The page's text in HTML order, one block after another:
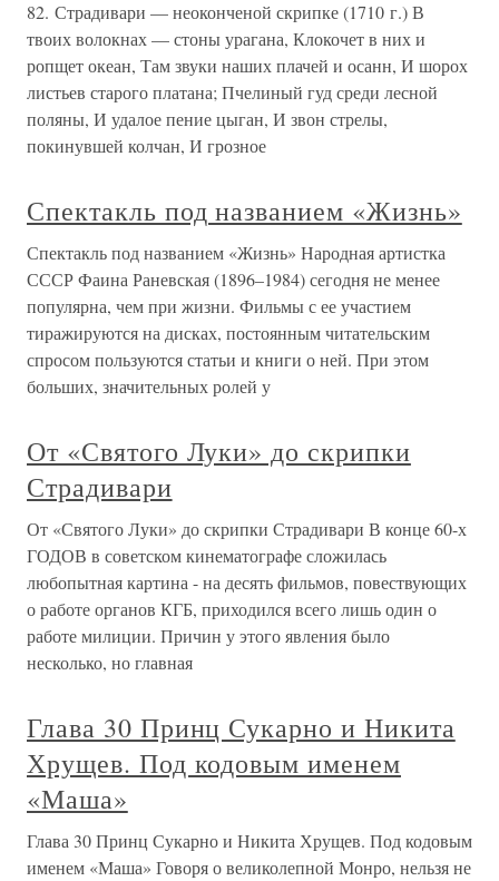
82. Страдивари — неоконченой скрипке (1710 г.) В
твоих волокнах — стоны урагана, Клокочет в них и
ропщет океан, Там звуки наших плачей и осанн, И шорох
листьев старого платана; Пчелиный гуд среди лесной
поляны, И удалое пение цыган, И звон стрелы,
покинувшей колчан, И грозное
Спектакль под названием «Жизнь»
Спектакль под названием «Жизнь» Народная артистка
СССР Фаина Раневская (1896–1984) сегодня не менее
популярна, чем при жизни. Фильмы с ее участием
тиражируются на дисках, постоянным читательским
спросом пользуются статьи и книги о ней. При этом
больших, значительных ролей у
От «Святого Луки» до скрипки
Страдивари
От «Святого Луки» до скрипки Страдивари В конце 60-х
ГОДОВ в советском кинематографе сложилась
любопытная картина - на десять фильмов, повествующих
о работе органов КГБ, приходился всего лишь один о
работе милиции. Причин у этого явления было
несколько, но главная
Глава 30 Принц Сукарно и Никита
Хрущев. Под кодовым именем
«Маша»
Глава 30 Принц Сукарно и Никита Хрущев. Под кодовым
именем «Маша» Говоря о великолепной Монро, нельзя не